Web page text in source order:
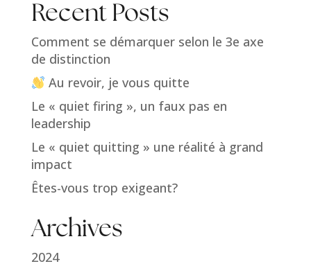
Recent Posts
Comment se démarquer selon le 3e axe
de distinction
Au revoir, je vous quitte
Le « quiet firing », un faux pas en
leadership
Le « quiet quitting » une réalité à grand
impact
Êtes-vous trop exigeant?
Archives
2024